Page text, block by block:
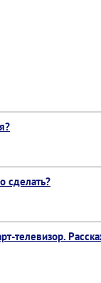
сделать?
телевизор.